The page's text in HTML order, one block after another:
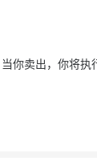
卖出，你将执